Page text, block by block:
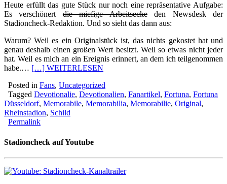
Heute erfüllt das gute Stück nur noch eine repräsentative Aufgabe:
Es verschönertdie miefige Arbeitseckeden Newsdesk der
Stadioncheck-Redaktion. Und so sieht das dann aus:
Warum? Weil es ein Originalstück ist, das nichts gekostet hat und
genau deshalb einen großen Wert besitzt. Weil so etwas nicht jeder
hat. Weil es mich an ein Ereignis erinnert, an dem ich teilgenommen
habe.… […] WEITERLESEN
Posted in Fans, Uncategorized
Tagged Devotionalie, Devotionalien, Fanartikel, Fortuna, Fortuna
Düsseldorf, Memorabile, Memorabilia, Memorabilie, Original,
Rheinstadion, Schild
Permalink
Stadioncheck auf Youtube